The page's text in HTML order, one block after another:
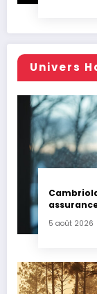
Univers
5 août 2026